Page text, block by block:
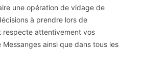
une opération de vidage de
à prendre lors de
respecte attentivement vos
ainsi que dans tous les